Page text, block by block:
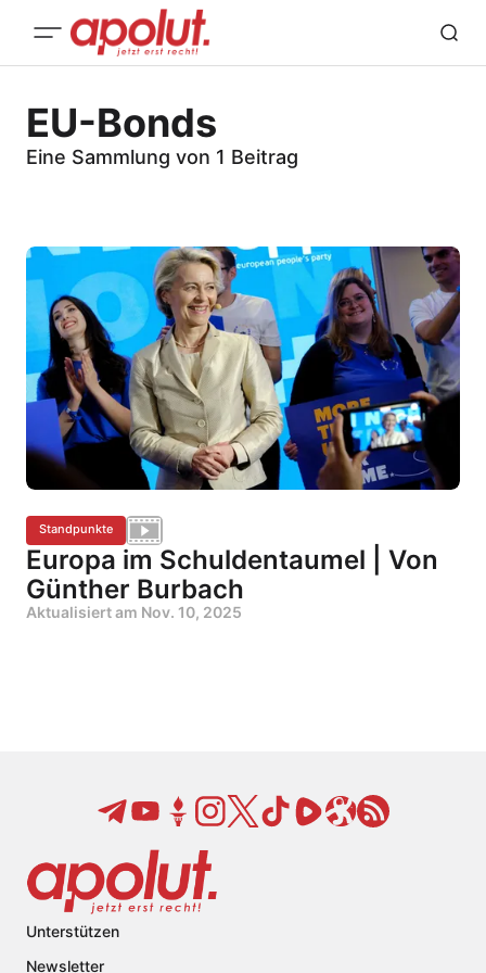
EU-Bonds
Eine Sammlung von 1 Beitrag
Standpunkte
Europa im Schuldentaumel | Von
Günther Burbach
Aktualisiert am Nov. 10, 2025
Unterstützen
Newsletter